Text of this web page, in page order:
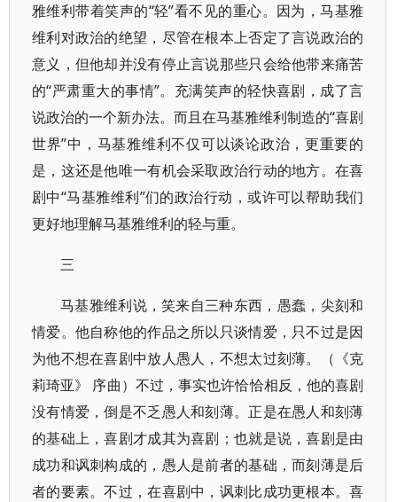
雅维利带着笑声的“轻”看不见的重心。因为，马基雅
维利对政治的绝望，尽管在根本上否定了言说政治的
意义，但他却并没有停止言说那些只会给他带来痛苦
的“严肃重大的事情”。充满笑声的轻快喜剧，成了言
说政治的一个新办法。而且在马基雅维利制造的“喜剧
世界”中，马基雅维利不仅可以谈论政治，更重要的
是，这还是他唯一有机会采取政治行动的地方。在喜
剧中“马基雅维利”们的政治行动，或许可以帮助我们
更好地理解马基雅维利的轻与重。
三
马基雅维利说，笑来自三种东西，愚蠢，尖刻和
情爱。他自称他的作品之所以只谈情爱，只不过是因
为他不想在喜剧中放人愚人，不想太过刻薄。（《克
莉琦亚》 序曲）不过，事实也许恰恰相反，他的喜剧
没有情爱，倒是不乏愚人和刻薄。正是在愚人和刻薄
的基础上，喜剧才成其为喜剧；也就是说，喜剧是由
成功和讽刺构成的，愚人是前者的基础，而刻薄是后
者的要素。不过，在喜剧中，讽刺比成功更根本。喜